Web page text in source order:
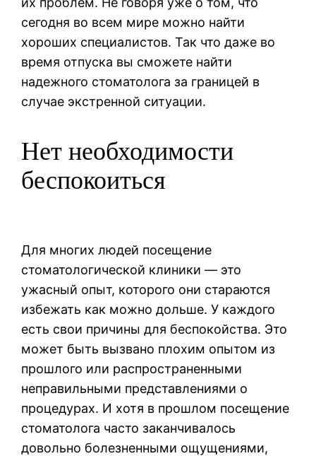
сегодня во всем мире можно найти
хороших специалистов. Так что даже во
время отпуска вы сможете найти
надежного стоматолога за границей в
случае экстренной ситуации.
Нет необходимости
беспокоиться
Для многих людей посещение
стоматологической клиники — это
ужасный опыт, которого они стараются
избежать как можно дольше. У каждого
есть свои причины для беспокойства. Это
может быть вызвано плохим опытом из
прошлого или распространенными
неправильными представлениями о
процедурах. И хотя в прошлом посещение
стоматолога часто заканчивалось
довольно болезненными ощущениями,